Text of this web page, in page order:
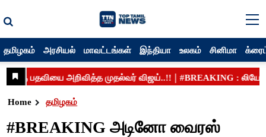
தமிழகம் அரசியல் மாவட்டங்கள் இந்தியா உலகம் சினிமா
Home தமிழகம்
#BREAKING அடினோ வைரஸ்